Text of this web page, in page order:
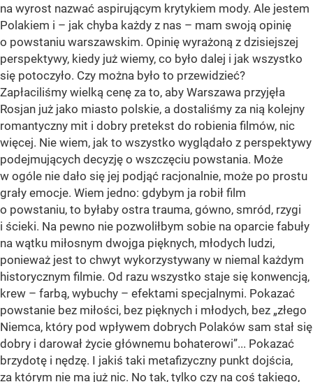
na wyrost nazwać aspirującym krytykiem mody. Ale jestem
Polakiem i – jak chyba każdy z nas – mam swoją opinię
o powstaniu warszawskim. Opinię wyrażoną z dzisiejszej
perspektywy, kiedy już wiemy, co było dalej i jak wszystko
się potoczyło. Czy można było to przewidzieć?
Zapłaciliśmy wielką cenę za to, aby Warszawa przyjęła
Rosjan już jako miasto polskie, a dostaliśmy za nią kolejny
romantyczny mit i dobry pretekst do robienia filmów, nic
więcej. Nie wiem, jak to wszystko wyglądało z perspektywy
podejmujących decyzję o wszczęciu powstania. Może
w ogóle nie dało się jej podjąć racjonalnie, może po prostu
grały emocje. Wiem jedno: gdybym ja robił film
o powstaniu, to byłaby ostra trauma, gówno, smród, rzygi
i ścieki. Na pewno nie pozwoliłbym sobie na oparcie fabuły
na wątku miłosnym dwojga pięknych, młodych ludzi,
ponieważ jest to chwyt wykorzystywany w niemal każdym
historycznym filmie. Od razu wszystko staje się konwencją,
krew – farbą, wybuchy – efektami specjalnymi. Pokazać
powstanie bez miłości, bez pięknych i młodych, bez „złego
Niemca, który pod wpływem dobrych Polaków sam stał się
dobry i darował życie głównemu bohaterowi”... Pokazać
brzydotę i nędzę. I jakiś taki metafizyczny punkt dojścia,
za którym nie ma już nic. No tak, tylko czy na coś takiego,